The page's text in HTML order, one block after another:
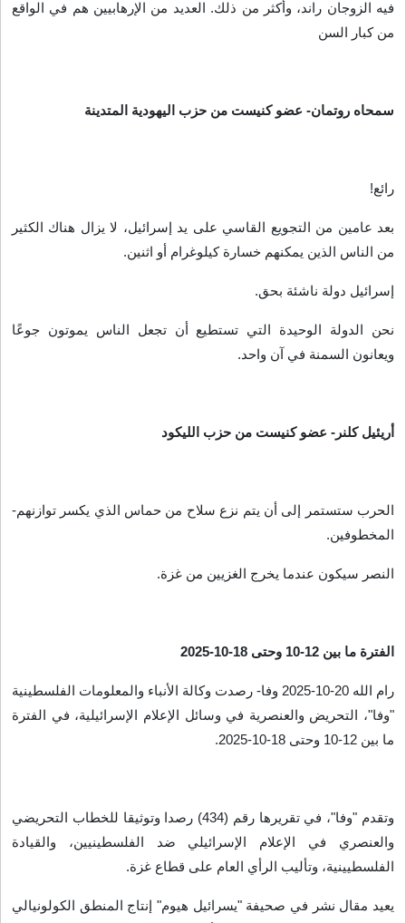
فيه الزوجان راند، وأكثر من ذلك. العديد من الإرهابيين هم في الواقع
من كبار السن
سمحاه روتمان- عضو كنيست من حزب اليهودية المتدينة
رائع!
بعد عامين من التجويع القاسي على يد إسرائيل، لا يزال هناك الكثير
من الناس الذين يمكنهم خسارة كيلوغرام أو اثنين.
إسرائيل دولة ناشئة بحق.
نحن الدولة الوحيدة التي تستطيع أن تجعل الناس يموتون جوعًا
ويعانون السمنة في آن واحد.
أريئيل كلنر- عضو كنيست من حزب الليكود
الحرب ستستمر إلى أن يتم نزع سلاح من حماس الذي يكسر توازنهم-
المخطوفين.
النصر سيكون عندما يخرج الغزيين من غزة.
الفترة ما بين 12-10 وحتى 18-10-2025
رام الله 20-10-2025 وفا- رصدت وكالة الأنباء والمعلومات الفلسطينية
"وفا"، التحريض والعنصرية في وسائل الإعلام الإسرائيلية، في الفترة
ما بين 12-10 وحتى 18-10-2025
.
وتقدم "وفا"، في تقريرها رقم (434) رصدا وتوثيقا للخطاب التحريضي
والعنصري في الإعلام الإسرائيلي ضد الفلسطينيين، والقيادة
الفلسطيينية، وتأليب الرأي العام على قطاع غزة.
يعيد مقال نشر في صحيفة "يسرائيل هيوم" إنتاج المنطق الكولونيالي